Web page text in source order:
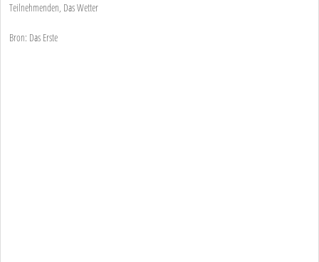
Teilnehmenden, Das Wetter
Bron: Das Erste